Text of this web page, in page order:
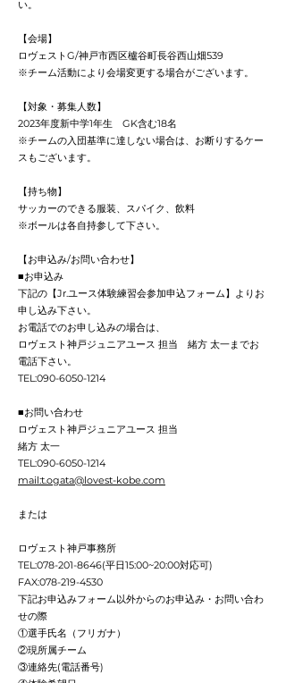
い。
【会場】
ロヴェストG/神戸市西区櫨谷町長谷西山畑539
※チーム活動により会場変更する場合がございます。
【対象・募集人数】
2023年度新中学1年生 GK含む18名
※チームの入団基準に達しない場合は、お断りするケー
スもございます。
【持ち物】
サッカーのできる服装、スパイク、飲料
※ボールは各自持参して下さい。
【お申込み/お問い合わせ】
■お申込み
下記の【Jr.ユース体験練習会参加申込フォーム】よりお
申し込み下さい。
お電話でのお申し込みの場合は、
ロヴェスト神戸ジュニアユース 担当 緒方 太一までお
電話下さい。
TEL:090-6050-1214
■お問い合わせ
ロヴェスト神戸ジュニアユース 担当
緒方 太一
TEL:090-6050-1214
mail:t.ogata@lovest-kobe.com
または
ロヴェスト神戸事務所
TEL:078-201-8646(平日15:00~20:00対応可)
FAX:078-219-4530
下記お申込みフォーム以外からのお申込み・お問い合わ
せの際
①選手氏名（フリガナ）
②現所属チーム
③連絡先(電話番号)